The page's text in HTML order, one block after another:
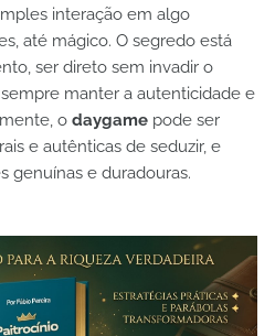
interação em algo
até mágico. O segredo está
ser direto sem invadir o
manter a autenticidade e
o daygame pode ser
e autênticas de seduzir, e
genuínas e duradouras.